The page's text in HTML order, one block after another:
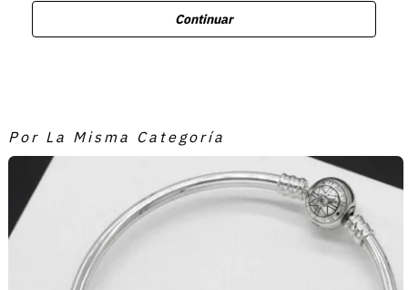
Continuar
Por La Misma Categoría